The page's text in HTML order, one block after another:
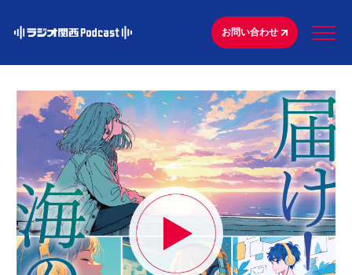
お問い合わせ